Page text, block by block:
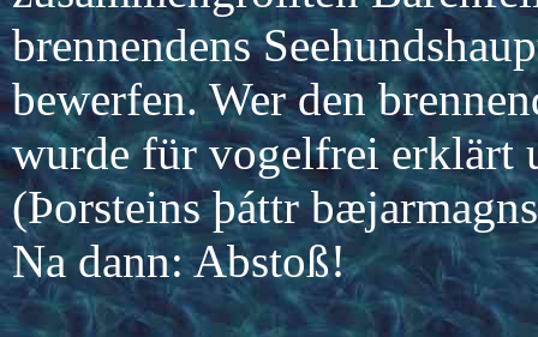
brennendens
bewerfen. Wer den
wurde für vogelfrei erklärt
(Þorsteins þáttr
Na dann: Abstoß!